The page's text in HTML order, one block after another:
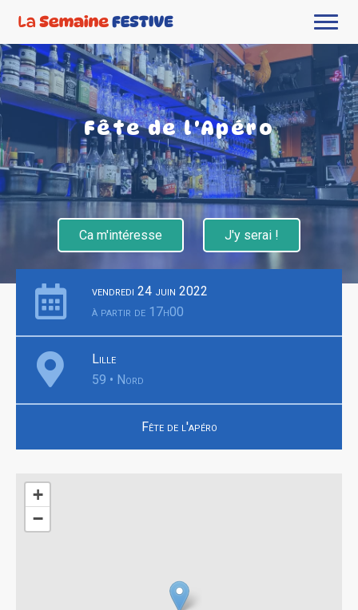
Fête de l'Apéro
Ca m'intéresse J'y serai !
vendredi 24 juin 2022
à partir de 17h00
Lille
59 • Nord
Fête de l'apéro
+
−